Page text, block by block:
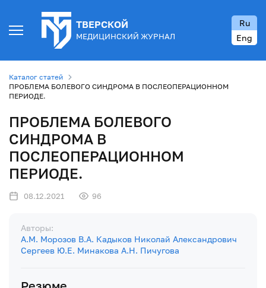
ТВЕРСКОЙ
МЕДИЦИНСКИЙ ЖУРНАЛ
Ru
Eng
Каталог статей
ПРОБЛЕМА БОЛЕВОГО СИНДРОМА В ПОСЛЕОПЕРАЦИОННОМ
ПЕРИОДЕ.
ПРОБЛЕМА БОЛЕВОГО
СИНДРОМА В
ПОСЛЕОПЕРАЦИОННОМ
ПЕРИОДЕ.
08.12.2021 96
Авторы:
А.М. Морозов В.А. Кадыков Николай Александрович
Сергеев Ю.Е. Минакова А.Н. Пичугова